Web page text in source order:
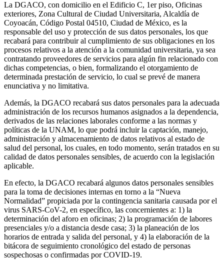
La DGACO, con domicilio en el Edificio C, 1er piso, Oficinas
exteriores, Zona Cultural de Ciudad Universitaria, Alcaldía de
Coyoacán, Código Postal 04510, Ciudad de México, es la
responsable del uso y protección de sus datos personales, los que
recabará para contribuir al cumplimiento de sus obligaciones en los
procesos relativos a la atención a la comunidad universitaria, ya sea
contratando proveedores de servicios para algún fin relacionado con
dichas competencias, o bien, formalizando el otorgamiento de
determinada prestación de servicio, lo cual se prevé de manera
enunciativa y no limitativa.
Además, la DGACO recabará sus datos personales para la adecuada
administración de los recursos humanos asignados a la dependencia,
derivados de las relaciones laborales conforme a las normas y
políticas de la UNAM, lo que podrá incluir la captación, manejo,
administración y almacenamiento de datos relativos al estado de
salud del personal, los cuales, en todo momento, serán tratados en su
calidad de datos personales sensibles, de acuerdo con la legislación
aplicable.
En efecto, la DGACO recabará algunos datos personales sensibles
para la toma de decisiones internas en torno a la “Nueva
Normalidad” propiciada por la contingencia sanitaria causada por el
virus SARS-CoV-2, en específico, las concernientes a: 1) la
determinación del aforo en oficinas; 2) la programación de labores
presenciales y/o a distancia desde casa; 3) la planeación de los
horarios de entrada y salida del personal, y 4) la elaboración de la
bitácora de seguimiento cronológico del estado de personas
sospechosas o confirmadas por COVID-19.